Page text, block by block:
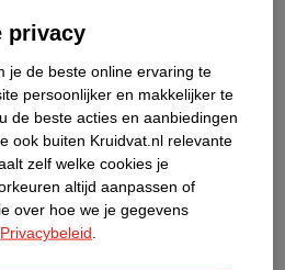
Mordesign Babynest
Roze
privacy
je de beste online ervaring te
persoonlijker en makkelijker te
de beste acties en aanbiedingen
ook buiten Kruidvat.nl relevante
zelf welke cookies je
altijd aanpassen of
over hoe we je gegevens
Privacybeleid